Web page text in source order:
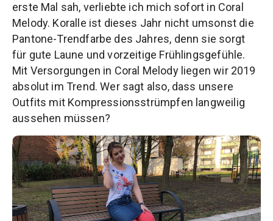
erste Mal sah, verliebte ich mich sofort in Coral
Melody. Koralle ist dieses Jahr nicht umsonst die
Pantone-Trendfarbe des Jahres, denn sie sorgt
für gute Laune und vorzeitige Frühlingsgefühle.
Mit Versorgungen in Coral Melody liegen wir 2019
absolut im Trend. Wer sagt also, dass unsere
Outfits mit Kompressionsstrümpfen langweilig
aussehen müssen?